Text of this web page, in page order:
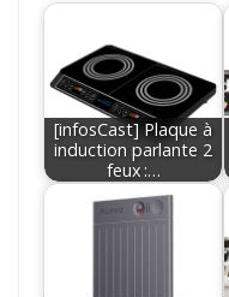
[infosCast] Plaque à
induction parlante 2
feux :…